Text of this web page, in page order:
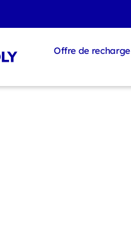
Offre de recharge